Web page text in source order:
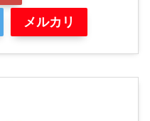
メルカリ